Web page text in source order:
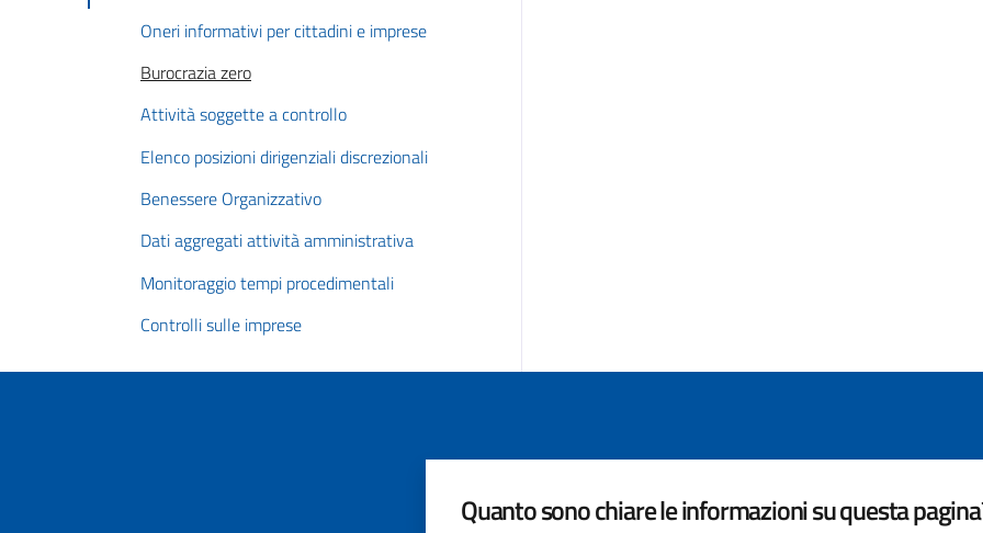
Oneri informativi per cittadini e imprese
Burocrazia zero
Attività soggette a controllo
Elenco posizioni dirigenziali discrezionali
Benessere Organizzativo
Dati aggregati attività amministrativa
Monitoraggio tempi procedimentali
Controlli sulle imprese
Quanto sono chiare le informazioni su questa